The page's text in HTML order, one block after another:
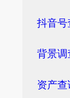
抖音号
背景调
资产查